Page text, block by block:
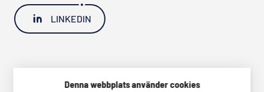
LINKEDIN
Denna webbplats använder cookies